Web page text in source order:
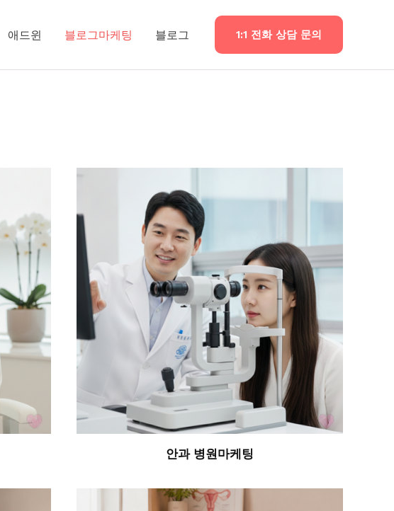
애드윈 블로그마케팅 블로그 1:1 전화 상담 문의
안과 병원마케팅